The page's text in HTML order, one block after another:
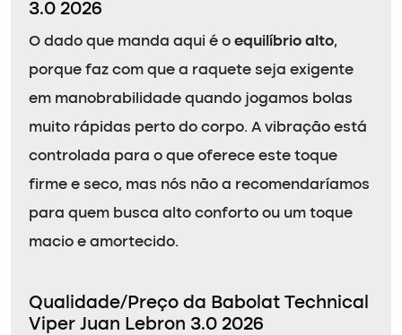
3.0 2026
O dado que manda aqui é o equilíbrio alto,
porque faz com que a raquete seja exigente
em manobrabilidade quando jogamos bolas
muito rápidas perto do corpo. A vibração está
controlada para o que oferece este toque
firme e seco, mas nós não a recomendaríamos
para quem busca alto conforto ou um toque
macio e amortecido.
Qualidade/Preço da Babolat Technical
Viper Juan Lebron 3.0 2026